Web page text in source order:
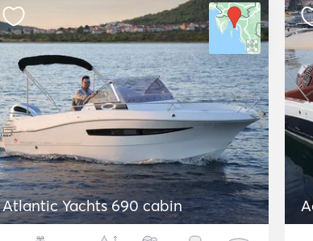
Atlantic Yachts 690 cabin